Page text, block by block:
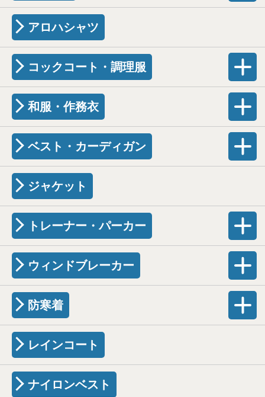
アロハシャツ
コックコート・調理服
和服・作務衣
ベスト・カーディガン
ジャケット
トレーナー・パーカー
ウィンドブレーカー
防寒着
レインコート
ナイロンベスト